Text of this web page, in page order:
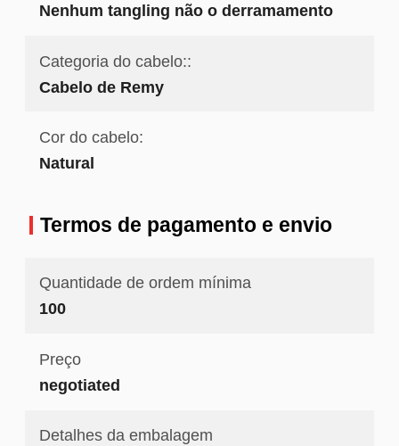
Nenhum tangling não o derramamento
Categoria do cabelo::
Cabelo de Remy
Cor do cabelo:
Natural
Termos de pagamento e envio
Quantidade de ordem mínima
100
Preço
negotiated
Detalhes da embalagem